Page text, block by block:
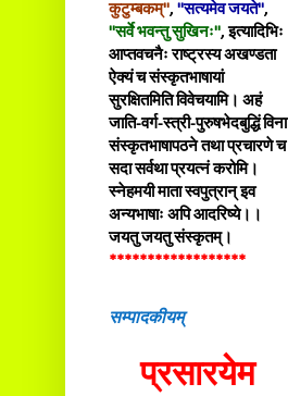
कुटुम्बकम्", "सत्यमेव जयते",
"सर्वे भवन्तु सुखिनः", इत्यादिभिः
आप्तवचनैः राष्ट्रस्य अखण्डता
ऐक्यं च संस्कृतभाषायां
सुरक्षितमिति विवेचयामि। अहं
जाति-वर्ग-स्त्री-पुरुषभेदबुद्धिं विना
संस्कृतभाषापठने तथा प्रचारणे च
सदा सर्वथा प्रयत्नं करोमि।
स्नेहमयी माता स्वपुत्रान् इव
अन्यभाषाः अपि आदरिष्ये।।
जयतु जयतु संस्कृतम्।
******************
सम्पादकीयम्
प्रसारयेम